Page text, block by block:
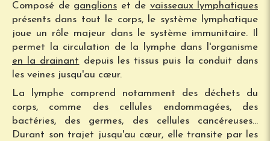
Composé de ganglions et de vaisseaux lymphatiques
présents dans tout le corps, le système lymphatique
joue un rôle majeur dans le système immunitaire. Il
permet la circulation de la lymphe dans l'organisme
en la drainant depuis les tissus puis la conduit dans
les veines jusqu'au cœur.
La lymphe comprend notamment des déchets du
corps, comme des cellules endommagées, des
bactéries, des germes, des cellules cancéreuses...
Durant son trajet jusqu'au cœur, elle transite par les